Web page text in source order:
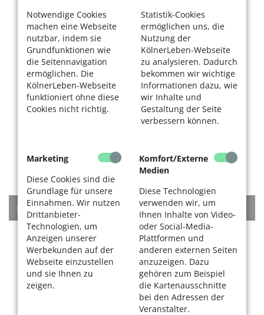
Notwendige Cookies
machen eine Webseite
nutzbar, indem sie
Grundfunktionen wie
die Seitennavigation
ermöglichen. Die
KölnerLeben-Webseite
funktioniert ohne diese
Cookies nicht richtig.
Statistik-Cookies
ermöglichen uns, die
Nutzung der
KölnerLeben-Webseite
zu analysieren. Dadurch
bekommen wir wichtige
Informationen dazu, wie
wir Inhalte und
Gestaltung der Seite
verbessern können.
Marketing
Diese Cookies sind die
Grundlage für unsere
Einnahmen. Wir nutzen
Drittanbieter-
Technologien, um
Anzeigen unserer
Werbekunden auf der
Webseite einzustellen
und sie Ihnen zu
zeigen.
Komfort/Externe
Medien
Diese Technologien
verwenden wir, um
Ihnen Inhalte von Video-
oder Social-Media-
Plattformen und
anderen externen Seiten
anzuzeigen. Dazu
gehören zum Beispiel
die Kartenausschnitte
bei den Adressen der
Veranstalter.
KATEGORIEN
Rat + Tat
Gesundheitsversorgung